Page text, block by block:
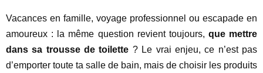
Vacances en famille, voyage professionnel ou escapade en
amoureux : la même question revient toujours, que mettre
dans sa trousse de toilette ? Le vrai enjeu, ce n’est pas
d’emporter toute ta salle de bain, mais de choisir les produits